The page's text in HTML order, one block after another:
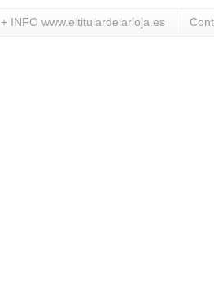
+ INFO www.eltitulardelarioja.es